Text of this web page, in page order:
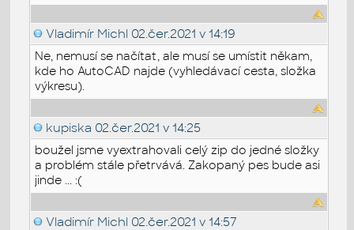
Vladimír Michl 02.čer.2021 v 14:19
Ne, nemusí se načítat, ale musí se umístit někam,
kde ho AutoCAD najde (vyhledávací cesta, složka
výkresu).
kupiska 02.čer.2021 v 14:25
boužel jsme vyextrahovali celý zip do jedné složky
a problém stále přetrvává. Zakopaný pes bude asi
jinde ... :(
Vladimír Michl 02.čer.2021 v 14:57